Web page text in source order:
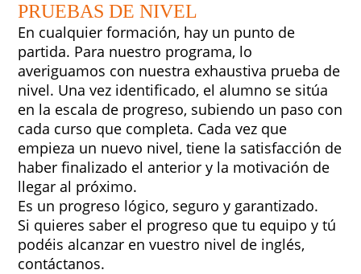
PRUEBAS DE NIVEL
En cualquier formación, hay un punto de
partida. Para nuestro programa, lo
averiguamos con nuestra exhaustiva prueba de
nivel. Una vez identificado, el alumno se sitúa
en la escala de progreso, subiendo un paso con
cada curso que completa. Cada vez que
empieza un nuevo nivel, tiene la satisfacción de
haber finalizado el anterior y la motivación de
llegar al próximo.
Es un progreso lógico, seguro y garantizado.
Si quieres saber el progreso que tu equipo y tú
podéis alcanzar en vuestro nivel de inglés,
contáctanos.